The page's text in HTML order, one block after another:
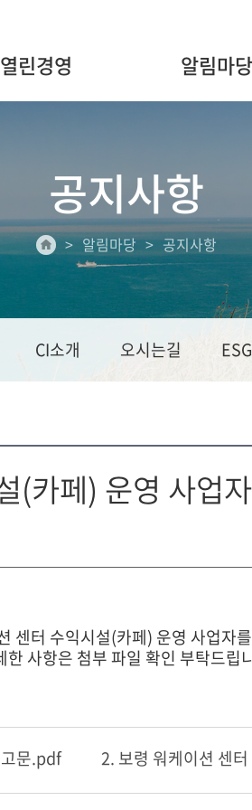
열린경영 알림마당
공지사항
알림마당 공지사항
CI소개 오시는길
(카페) 운영 사업
센터 수익시설(카페) 운영 사업자
한 사항은 첨부 파일 확인 부탁드립
문.pdf 2. 보령 워케이션 센